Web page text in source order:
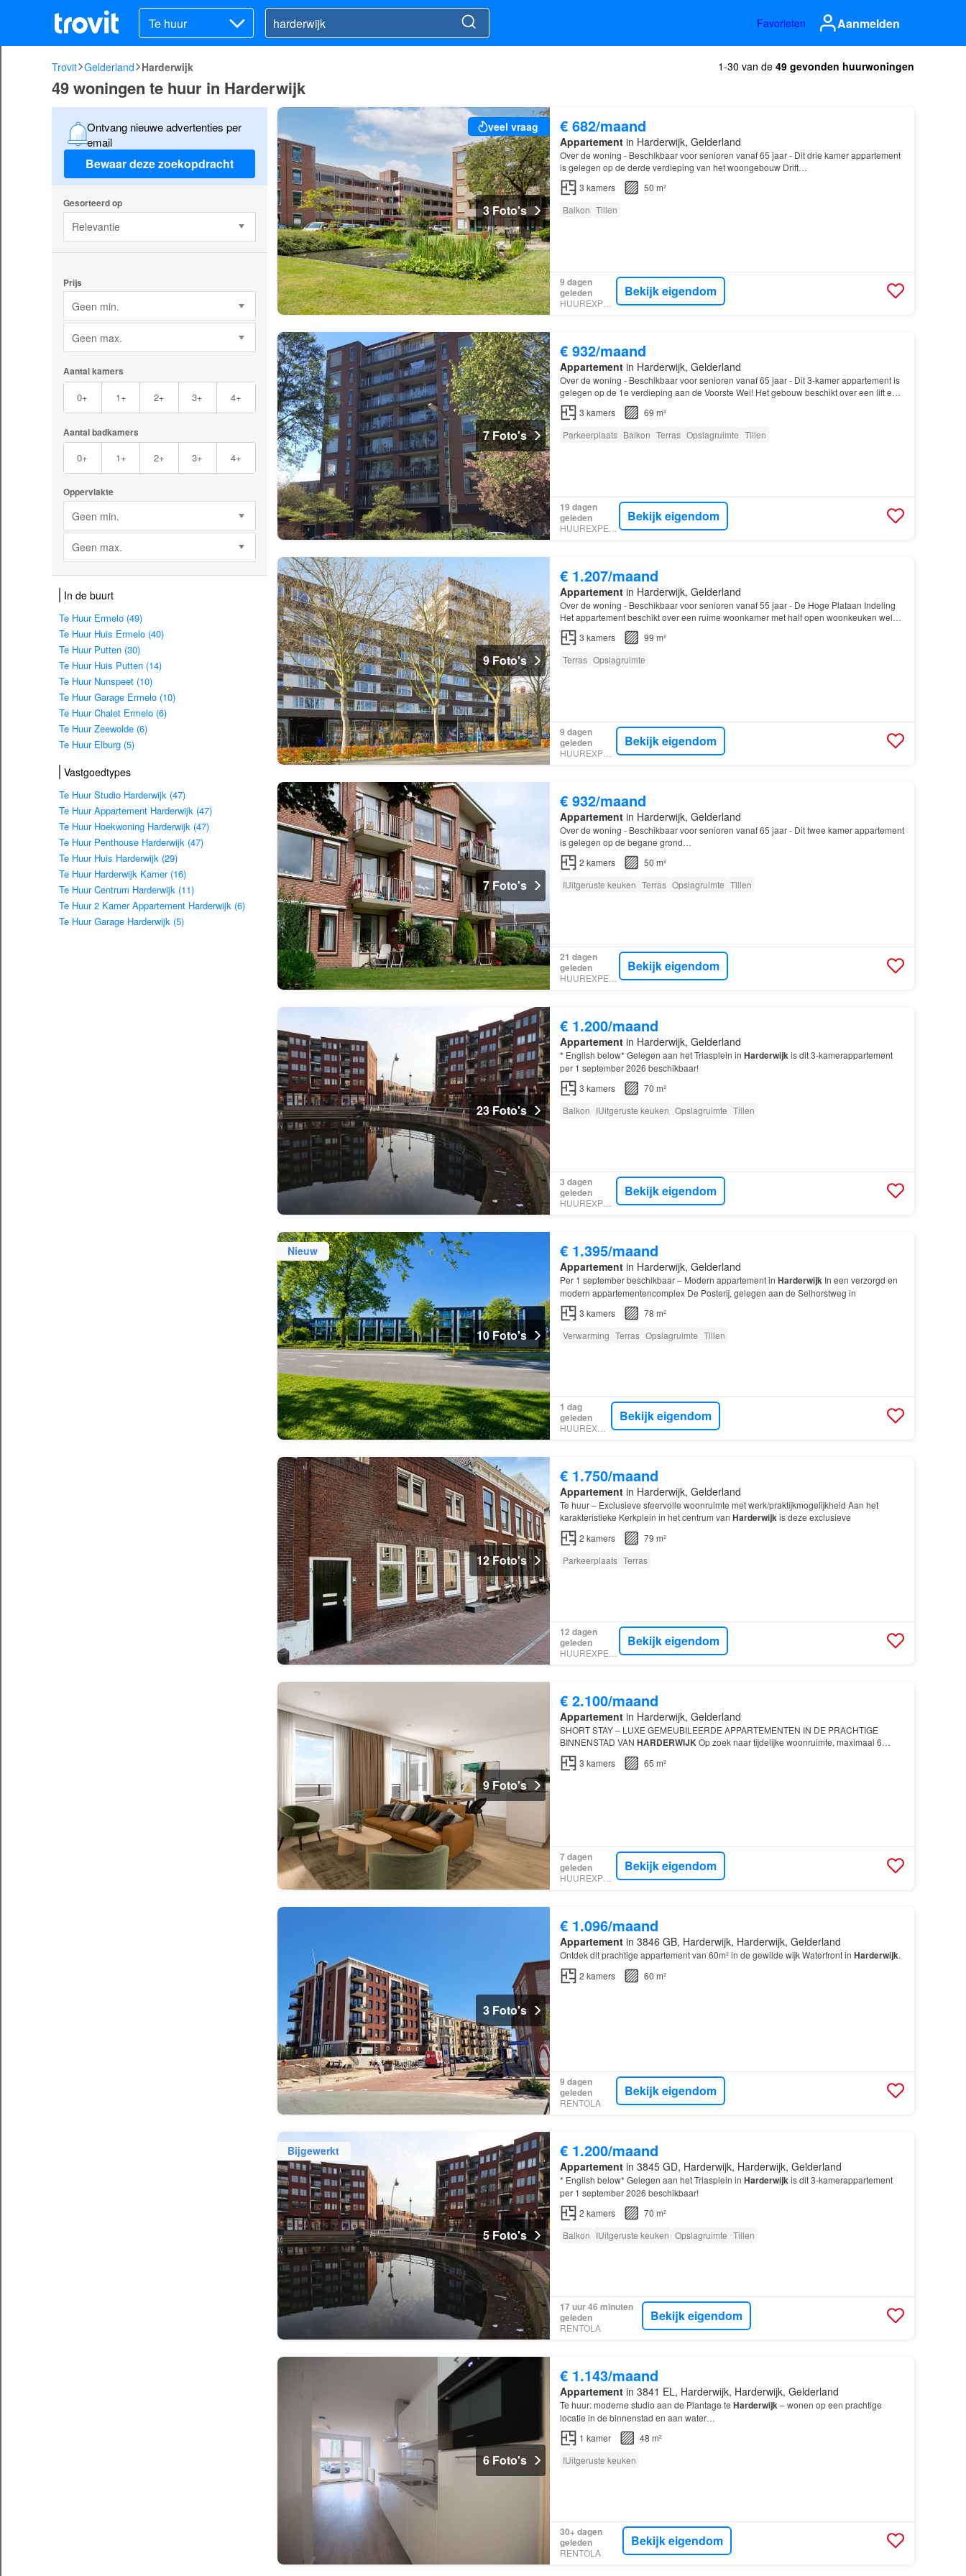
Te huur Favorieten Aanmelden
Trovit Gelderland Harderwijk 1-30 van de 49 gevonden huurwoningen
49 woningen te huur in Harderwijk
Ontvang nieuwe advertenties per
email
Bewaar deze zoekopdracht
Gesorteerd op
Relevantie
Prijs
Geen min.
Geen max.
Aantal kamers
0+ 1+ 2+ 3+ 4+
Aantal badkamers
0+ 1+ 2+ 3+ 4+
Oppervlakte
Geen min.
Geen max.
In de buurt
Te Huur Ermelo (49)
Te Huur Huis Ermelo (40)
Te Huur Putten (30)
Te Huur Huis Putten (14)
Te Huur Nunspeet (10)
Te Huur Garage Ermelo (10)
Te Huur Chalet Ermelo (6)
Te Huur Zeewolde (6)
Te Huur Elburg (5)
Vastgoedtypes
Te Huur Studio Harderwijk (47)
Te Huur Appartement Harderwijk (47)
Te Huur Hoekwoning Harderwijk (47)
Te Huur Penthouse Harderwijk (47)
Te Huur Huis Harderwijk (29)
Te Huur Harderwijk Kamer (16)
Te Huur Centrum Harderwijk (11)
Te Huur 2 Kamer Appartement Harderwijk (6)
Te Huur Garage Harderwijk (5)
veel vraag
3 Foto's
€ 682/maand
Appartementin Harderwijk, Gelderland
Over de woning - Beschikbaar voor senioren vanaf 65 jaar - Dit drie kamer appartement
is gelegen op de derde verdieping van het woongebouw Drift…
3 kamers
50 m²
Balkon Tillen
9 dagen
geleden
HUUREXPERT
Bekijk eigendom
7 Foto's
€ 932/maand
Appartementin Harderwijk, Gelderland
Over de woning - Beschikbaar voor senioren vanaf 65 jaar - Dit 3-kamer appartement is
gelegen op de 1e verdieping aan de Voorste Wei! Het gebouw beschikt over een lift en
is gebouwd in 1990…
3 kamers
69 m²
Parkeerplaats Balkon Terras Opslagruimte Tillen
19 dagen
geleden
HUUREXPERT
Bekijk eigendom
9 Foto's
€ 1.207/maand
Appartementin Harderwijk, Gelderland
Over de woning - Beschikbaar voor senioren vanaf 55 jaar - De Hoge Plataan Indeling
Het appartement beschikt over een ruime woonkamer met half open woonkeuken welke
voorzien is van alle apparatuur, twee slaapkamers, toilet, b…
3 kamers
99 m²
Terras Opslagruimte
9 dagen
geleden
HUUREXPERT
Bekijk eigendom
7 Foto's
€ 932/maand
Appartementin Harderwijk, Gelderland
Over de woning - Beschikbaar voor senioren vanaf 65 jaar - Dit twee kamer appartement
is gelegen op de begane grond…
2 kamers
50 m²
IUitgeruste keuken Terras Opslagruimte Tillen
21 dagen
geleden
HUUREXPERT
Bekijk eigendom
23 Foto's
€ 1.200/maand
Appartementin Harderwijk, Gelderland
* English below* Gelegen aan het Triasplein in Harderwijkis dit 3-kamerappartement
per 1 september 2026 beschikbaar!
3 kamers
70 m²
Balkon IUitgeruste keuken Opslagruimte Tillen
3 dagen
geleden
HUUREXPERT
Bekijk eigendom
Nieuw
10 Foto's
€ 1.395/maand
Appartementin Harderwijk, Gelderland
Per 1 september beschikbaar – Modern appartement in Harderwijk In een verzorgd en
modern appartementencomplex De Posterij, gelegen aan de Selhorstweg in
3 kamers
78 m²
Verwarming Terras Opslagruimte Tillen
1 dag
geleden
HUUREXPERT
Bekijk eigendom
12 Foto's
€ 1.750/maand
Appartementin Harderwijk, Gelderland
Te huur – Exclusieve sfeervolle woonruimte met werk/praktijkmogelijkheid Aan het
karakteristieke Kerkplein in het centrum van Harderwijkis deze exclusieve
2 kamers
79 m²
Parkeerplaats Terras
12 dagen
geleden
Bekijk eigendom
9 Foto's
€ 2.100/maand
Appartementin Harderwijk, Gelderland
SHORT STAY – LUXE GEMEUBILEERDE APPARTEMENTEN IN DE PRACHTIGE
BINNENSTAD VAN HARDERWIJKOp zoek naar tijdelijke woonruimte, maximaal 6
maanden, op een unieke locatie in
3 kamers 65 m²
7 dagen
geleden
HUUREXPERT
Bekijk eigendom
3 Foto's
€ 1.096/maand
Appartementin 3846 GB, Harderwijk, Harderwijk, Gelderland
Ontdek dit prachtige appartement van 60m² in de gewilde wijk Waterfront in Harderwijk.
2 kamers 60 m²
9 dagen
geleden
RENTOLA
Bekijk eigendom
Bijgewerkt
5 Foto's
€ 1.200/maand
Appartementin 3845 GD, Harderwijk, Harderwijk, Gelderland
* English below* Gelegen aan het Triasplein in Harderwijkis dit 3-kamerappartement
per 1 september 2026 beschikbaar!
2 kamers
70 m²
Balkon IUitgeruste keuken Opslagruimte Tillen
17 uur 46 minuten
geleden
RENTOLA
Bekijk eigendom
6 Foto's
€ 1.143/maand
Appartementin 3841 EL, Harderwijk, Harderwijk, Gelderland
Te huur: moderne studio aan de Plantage te Harderwijk– wonen op een prachtige
locatie in de binnenstad en aan water…
1 kamer
48 m²
IUitgeruste keuken
30+ dagen
geleden
RENTOLA
Bekijk eigendom